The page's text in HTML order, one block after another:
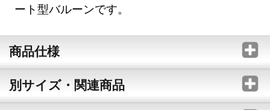
ート型バルーンです。
商品仕様
別サイズ・関連商品